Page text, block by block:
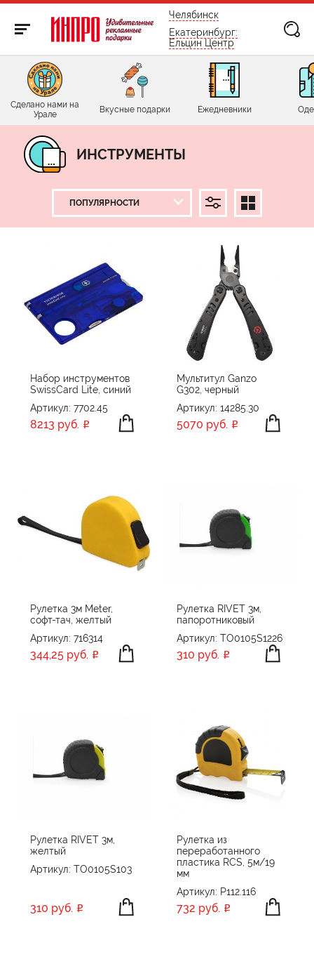
бесплатно по России
Челябинск
Екатеринбург:
Ельцин Центр
Сделано нами на
Урале
Вкусные подарки Ежедневники
ИНСТРУМЕНТЫ
ПРОИЗВОДИТЕЛЬ
ganzo
Happy gifts
HIPER
Kikkerland
STINGER
TOPS
VICTORINOX
XD Design
Без бренда
ПРИМЕНИТЬ СБРОСИТЬ
Набор инструментов
SwissCard Lite, синий
Артикул: 7702.45
8213 руб.
Мультитул Ganzo
G302, черный
Артикул: 14285.30
5070 руб.
Рулетка 3м Meter,
софт-тач, желтый
Артикул: 716314
344,25 руб.
Рулетка RIVET 3м,
папоротниковый
Артикул: TO0105S1226
310 руб.
Рулетка RIVET 3м,
желтый
Артикул: TO0105S103
310 руб.
Рулетка из
переработанного
пластика RCS, 5м/19
мм
Артикул: P112.116
732 руб.